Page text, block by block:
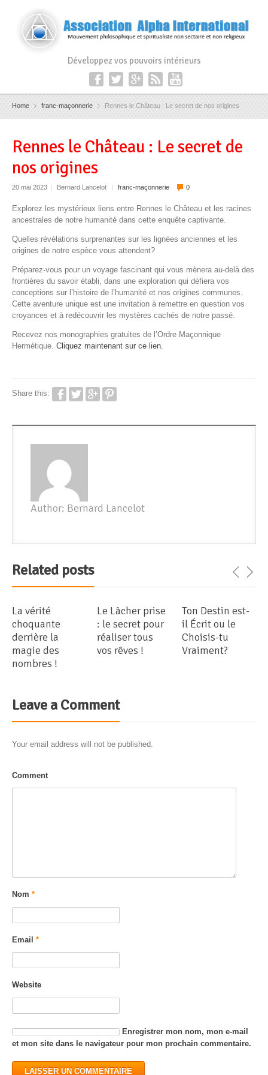
Développez vos pouvoirs intérieurs
Home franc-maçonnerie Rennes le Château : Le secret de nos origines
Rennes le Château : Le secret de
nos origines
20 mai 2023 | Bernard Lancelot | franc-maçonnerie 0
Explorez les mystérieux liens entre Rennes le Château et les racines
ancestrales de notre humanité dans cette enquête captivante.
Quelles révélations surprenantes sur les lignées anciennes et les
origines de notre espèce vous attendent?
Préparez-vous pour un voyage fascinant qui vous mènera au-delà des
frontières du savoir établi, dans une exploration qui défiera vos
conceptions sur l’histoire de l’humanité et nos origines communes.
Cette aventure unique est une invitation à remettre en question vos
croyances et à redécouvrir les mystères cachés de notre passé.
Recevez nos monographies gratuites de l’Ordre Maçonnique
Hermétique. Cliquez maintenant sur ce lien.
Share this:
Author: Bernard Lancelot
Related posts
La vérité
choquante
derrière la
magie des
nombres !
Le Lâcher prise
: le secret pour
réaliser tous
vos rêves !
Ton Destin est-
il Écrit ou le
Choisis-tu
Vraiment?
Leave a Comment
Your email address will not be published.
Comment
Nom *
Email *
Website
Enregistrer mon nom, mon e-mail
et mon site dans le navigateur pour mon prochain commentaire.